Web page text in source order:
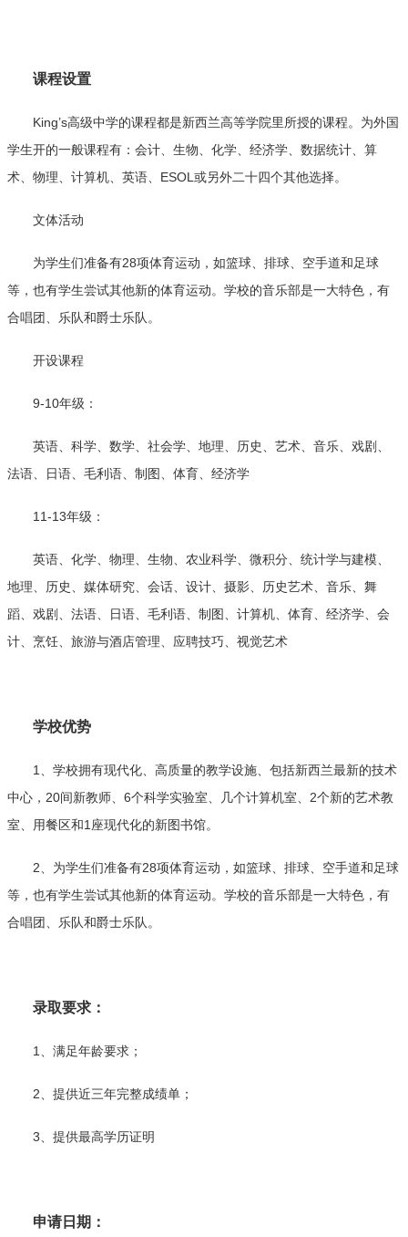
课程设置
King’s高级中学的课程都是新西兰高等学院里所授的课程。为外国
学生开的一般课程有：会计、生物、化学、经济学、数据统计、算
术、物理、计算机、英语、ESOL或另外二十四个其他选择。
文体活动
为学生们准备有28项体育运动，如篮球、排球、空手道和足球
等，也有学生尝试其他新的体育运动。学校的音乐部是一大特色，有
合唱团、乐队和爵士乐队。
开设课程
9-10年级：
英语、科学、数学、社会学、地理、历史、艺术、音乐、戏剧、
法语、日语、毛利语、制图、体育、经济学
11-13年级：
英语、化学、物理、生物、农业科学、微积分、统计学与建模、
地理、历史、媒体研究、会话、设计、摄影、历史艺术、音乐、舞
蹈、戏剧、法语、日语、毛利语、制图、计算机、体育、经济学、会
计、烹饪、旅游与酒店管理、应聘技巧、视觉艺术
学校优势
1、学校拥有现代化、高质量的教学设施、包括新西兰最新的技术
中心，20间新教师、6个科学实验室、几个计算机室、2个新的艺术教
室、用餐区和1座现代化的新图书馆。
2、为学生们准备有28项体育运动，如篮球、排球、空手道和足球
等，也有学生尝试其他新的体育运动。学校的音乐部是一大特色，有
合唱团、乐队和爵士乐队。
录取要求：
1、满足年龄要求；
2、提供近三年完整成绩单；
3、提供最高学历证明
申请日期：